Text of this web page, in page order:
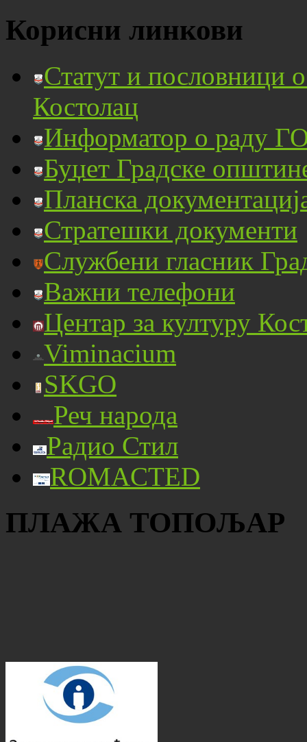
Корисни линкови
Статут и пословници
Костолац
Информатор о раду
Буџет Градске
Планска
Стратешки документи
Службени гласник
Важни телефони
Центар за културу
Viminacium
SKGO
Реч народа
Радио Стил
ROMACTED
ПЛАЖА ТОПОЉАР